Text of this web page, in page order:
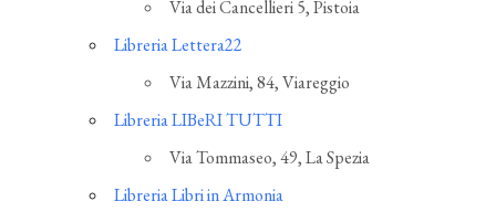
Via dei Cancellieri 5, Pistoia
Libreria Lettera22
Via Mazzini, 84, Viareggio
Libreria LIBeRI TUTTI
Via Tommaseo, 49, La Spezia
Libreria Libri in Armonia